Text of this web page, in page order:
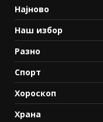
Најново
Наш избор
Разно
Спорт
Хороскоп
Храна